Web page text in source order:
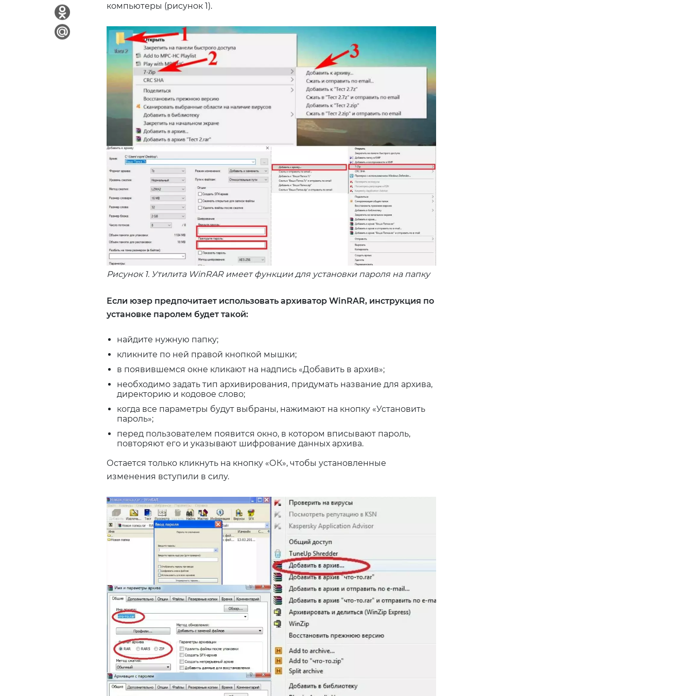
компьютеры (рисунок 1).
Рисунок 1. Утилита WinRAR имеет функции для установки пароля на папку
Если юзер предпочитает использовать архиватор WinRAR, инструкция по
установке паролем будет такой:
найдите нужную папку;
кликните по ней правой кнопкой мышки;
в появившемся окне кликают на надпись «Добавить в архив»;
необходимо задать тип архивирования, придумать название для архива,
директорию и кодовое слово;
когда все параметры будут выбраны, нажимают на кнопку «Установить
пароль»;
перед пользователем появится окно, в котором вписывают пароль,
повторяют его и указывают шифрование данных архива.
Остается только кликнуть на кнопку «ОК», чтобы установленные
изменения вступили в силу.